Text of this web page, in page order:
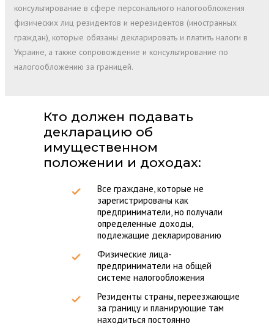
консультирование в сфере персонального налогообложения
физических лиц резидентов и нерезидентов (иностранных
граждан), которые обязаны декларировать и платить налоги в
Украине, а также сопровождение и консультирование по
налогообложению за границей.
Кто должен подавать
декларацию об
имущественном
положении и доходах:
Все граждане, которые не
зарегистрированы как
предприниматели, но получали
определенные доходы,
подлежащие декларированию
Физические лица-
предприниматели на общей
системе налогообложения
Резиденты страны, переезжающие
за границу и планирующие там
находиться постоянно